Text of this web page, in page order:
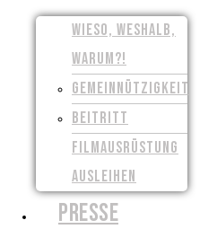
WIESO, WESHALB,
WARUM?!
GEMEINNÜTZIGKEIT
BEITRITT
FILMAUSRÜSTUNG
AUSLEIHEN
PRESSE